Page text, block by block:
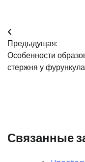
Навигация
по
записям
Предыдущая:
Особенности
стержня у фурункула
Связанные